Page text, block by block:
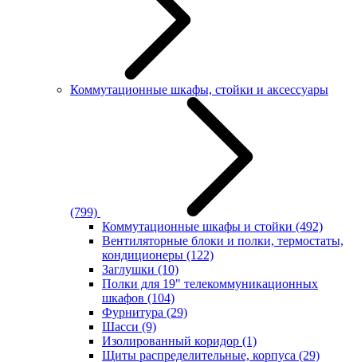
Коммутационные шкафы, стойки и аксессуары
(799)
Коммутационные шкафы и стойки (492)
Вентиляторные блоки и полки, термостаты,
кондиционеры (122)
Заглушки (10)
Полки для 19" телекоммуникационных
шкафов (104)
Фурнитура (29)
Шасси (9)
Изолированный коридор (1)
Щиты распределительные, корпуса (29)